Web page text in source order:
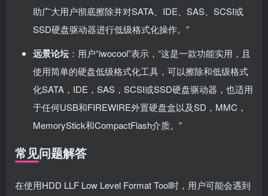
助广大用户彻底擦除并对SATA、IDE、SAS、SCSI或
SSD硬盘驱动器进行低级格式化操作。”
远景论坛 ：用户“iwocool”表示，“这是一款功能实用，且
使用简单的硬盘低级格式化工具，可以擦除和低级格式
化SATA，IDE，SAS，SCSI或SSD硬盘驱动器，也适用
于任何USB和FIREWIRE外置硬盘盒以及SD，MMC，
MemoryStick和CompactFlash介质。”
常见问题解答
在使用HDD LLF Low Level Format Tool时，用户可能会遇到